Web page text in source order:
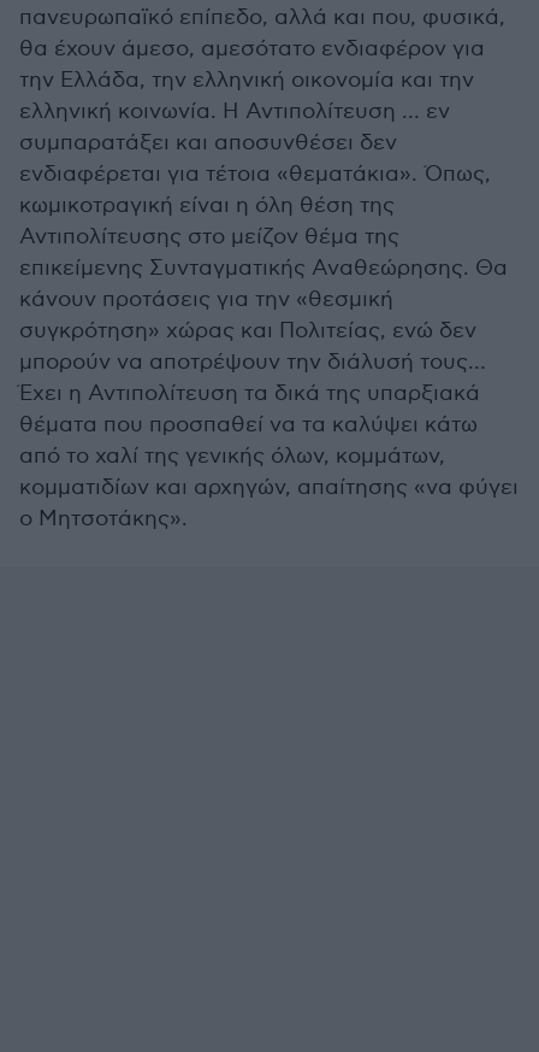
πανευρωπαϊκό επίπεδο, αλλά και που, φυσικά,
θα έχουν άμεσο, αμεσότατο ενδιαφέρον για
την Ελλάδα, την ελληνική οικονομία και την
ελληνική κοινωνία. Η Αντιπολίτευση … εν
συμπαρατάξει και αποσυνθέσει δεν
ενδιαφέρεται για τέτοια «θεματάκια». Όπως,
κωμικοτραγική είναι η όλη θέση της
Αντιπολίτευσης στο μείζον θέμα της
επικείμενης Συνταγματικής Αναθεώρησης. Θα
κάνουν προτάσεις για την «θεσμική
συγκρότηση» χώρας και Πολιτείας, ενώ δεν
μπορούν να αποτρέψουν την διάλυσή τους…
Έχει η Αντιπολίτευση τα δικά της υπαρξιακά
θέματα που προσπαθεί να τα καλύψει κάτω
από το χαλί της γενικής όλων, κομμάτων,
κομματιδίων και αρχηγών, απαίτησης «να φύγει
ο Μητσοτάκης».